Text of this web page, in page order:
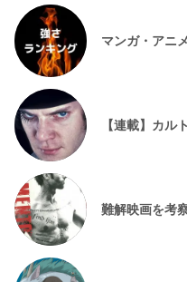
マンガ・アニ
【連載】カル
難解映画を考